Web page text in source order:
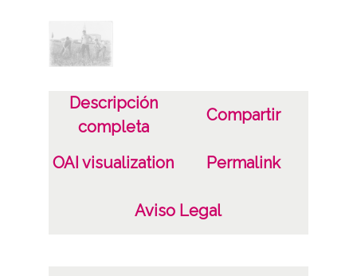
1 - Fotografías 1 - Imagen(es) Digital(es)
Fotográfico
Papel
Características del soporte
Descripción
completa
Compartir
OAI visualization Permalink
Aviso Legal